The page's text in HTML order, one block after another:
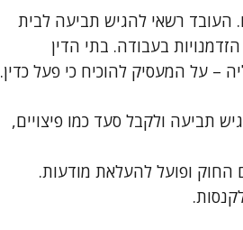
העובד רשאי להגיש תביעה לבית
בעבודה. בתי הדין
על המעסיק להוכיח כי פעל כדין.
תביעה ולקבל סעד כמו פיצויים,
ופועל להעלאת מודעות.